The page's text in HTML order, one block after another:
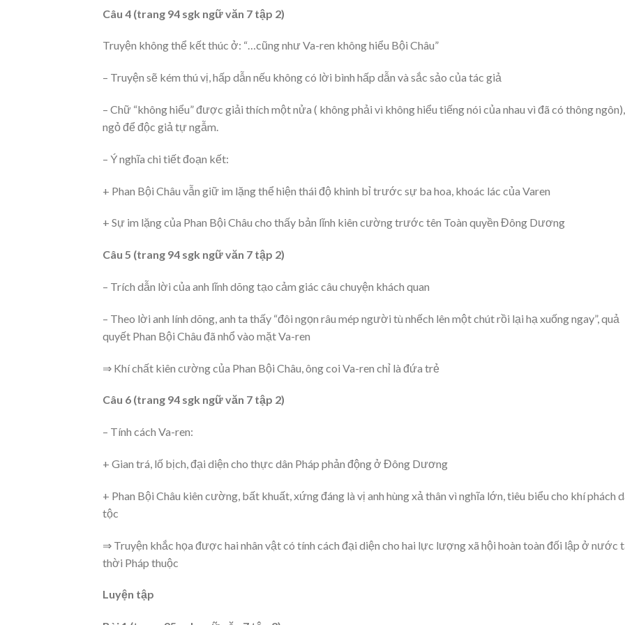
Câu 4 (trang 94 sgk ngữ văn 7 tập 2)
Truyện không thể kết thúc ở: “…cũng như Va-ren không hiểu Bội Châu”
– Truyện sẽ kém thú vị, hấp dẫn nếu không có lời bình hấp dẫn và sắc sảo của tác giả
– Chữ “không hiểu” được giải thích một nửa ( không phải vì không hiểu tiếng nói của nhau vì đã có thông
ngỏ để độc giả tự ngẫm.
– Ý nghĩa chi tiết đoạn kết:
+ Phan Bội Châu vẫn giữ im lặng thể hiện thái độ khinh bỉ trước sự ba hoa, khoác lác của Varen
+ Sự im lặng của Phan Bội Châu cho thấy bản lĩnh kiên cường trước tên Toàn quyền Đông Dương
Câu 5 (trang 94 sgk ngữ văn 7 tập 2)
– Trích dẫn lời của anh lĩnh dõng tạo cảm giác câu chuyện khách quan
– Theo lời anh lính dõng, anh ta thấy “đôi ngọn râu mép người tù nhếch lên một chút rồi lại hạ xuống ngay”, quả
quyết Phan Bội Châu đã nhổ vào mặt Va-ren
⇒ Khí chất kiên cường của Phan Bội Châu, ông coi Va-ren chỉ là đứa trẻ
Câu 6 (trang 94 sgk ngữ văn 7 tập 2)
– Tính cách Va-ren:
+ Gian trá, lố bịch, đại diện cho thực dân Pháp phản động ở Đông Dương
+ Phan Bội Châu kiên cường, bất khuất, xứng đáng là vị anh hùng xả thân vì nghĩa lớn, tiêu biểu cho khí phách
tộc
⇒ Truyện khắc họa được hai nhân vật có tính cách đại diện cho hai lực lượng xã hội hoàn toàn đối lập ở nước
thời Pháp thuộc
Luyện tập